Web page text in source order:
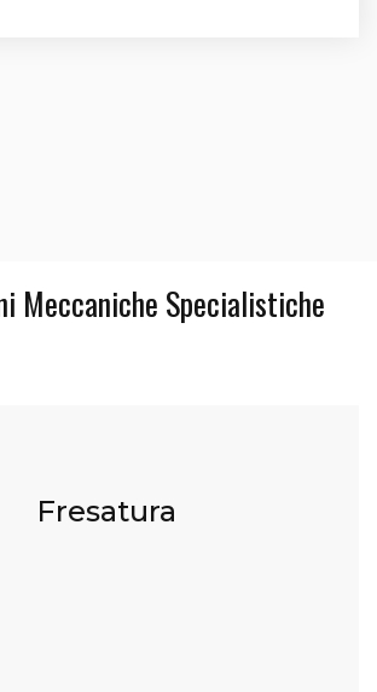
Meccaniche Specialistiche
Fresatura